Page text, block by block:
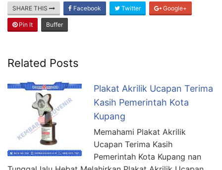
SHARE THIS Facebook Twitter Google+
Pin It Buffer
Related Posts
Plakat Akrilik Ucapan Terima
Kasih Pemerintah Kota
Kupang
Memahami Plakat Akrilik
Ucapan Terima Kasih
Pemerintah Kota Kupang nan